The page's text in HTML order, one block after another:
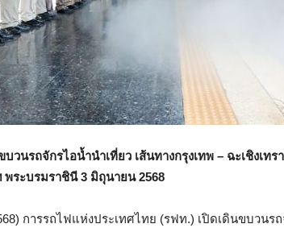
บวนรถจักรไอน้ำนำเที่ยว เส้นทางกรุงเทพ – ฉะเชิงเท
พระบรมราชินี 3 มิถุนายน 2568
การรถไฟแห่งประเทศไทย (รฟท.) เปิดเดินขบวนร